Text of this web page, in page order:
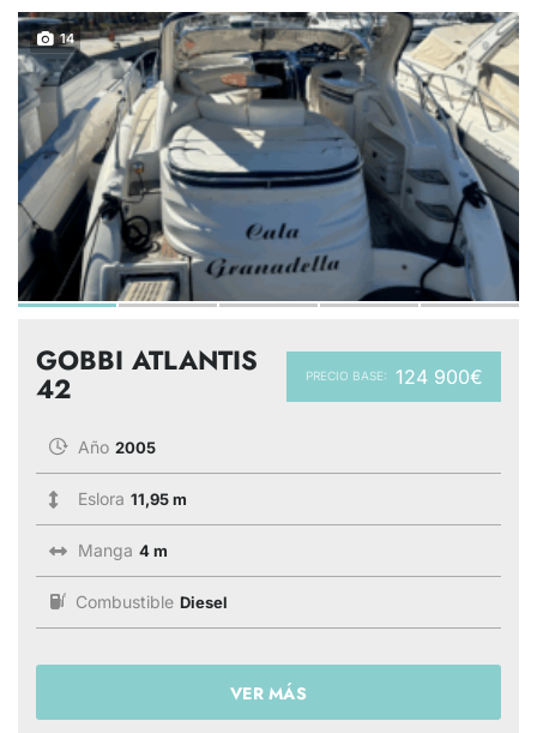
14
PRECIO BASE: 124 900€
GOBBI ATLANTIS
42
Año 2005
Eslora 11,95 m
Manga 4 m
Combustible Diesel
VER MÁS